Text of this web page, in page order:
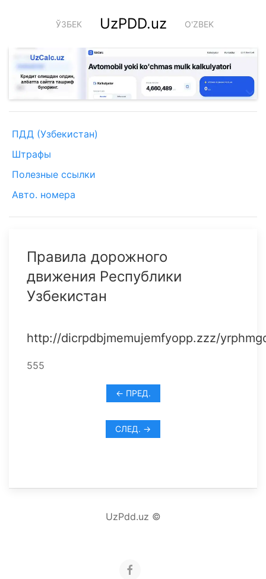
ЎЗБЕК UzPDD.uz O'ZBEK
ПДД (Узбекистан)
Штрафы
Полезные ссылки
Авто. номера
Правила дорожного
движения Республики
Узбекистан
http://dicrpdbjmemujemfyopp.zzz/
555
← ПРЕД.
СЛЕД. →
UzPdd.uz ©